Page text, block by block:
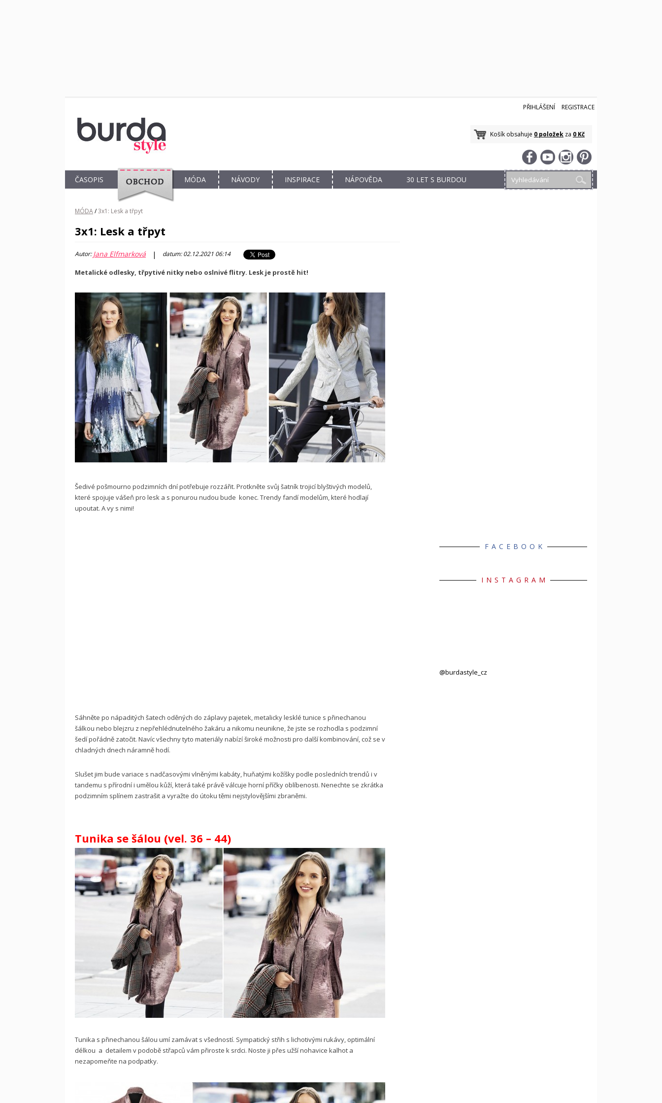
PŘIHLÁŠENÍ REGISTRACE
Košík obsahuje 0 položek za 0 Kč
ČASOPIS
OBCHOD
MÓDA NÁVODY INSPIRACE NÁPOVĚDA 30 LET S BURDOU
MÓDA/3x1: Lesk a třpyt
3x1: Lesk a třpyt
Autor:Jana Elfmarková | datum: 02.12.2021 06:14
Metalické odlesky, třpytivé nitky nebo oslnivé flitry. Lesk je prostě hit!
Šedivé pošmourno podzimních dní potřebuje rozzářit. Protkněte svůj šatník trojicí blyštivých modelů,
které spojuje vášeň pro lesk a s ponurou nudou bude konec. Trendy fandí modelům, které hodlají
upoutat. A vy s nimi!
Sáhněte po nápaditých šatech oděných do záplavy pajetek, metalicky lesklé tunice s přinechanou
šálkou nebo blejzru z nepřehlédnutelného žakáru a nikomu neunikne, že jste se rozhodla s podzimní
šedí pořádně zatočit. Navíc všechny tyto materiály nabízí široké možnosti pro další kombinování, což se v
chladných dnech náramně hodí.
Slušet jim bude variace s nadčasovými vlněnými kabáty, huňatými kožíšky podle posledních trendů i v
tandemu s přírodní i umělou kůží, která také právě válcuje horní příčky oblíbenosti. Nenechte se zkrátka
podzimním splínem zastrašit a vyražte do útoku těmi nejstylovějšími zbraněmi.
Tunika se šálou (vel. 36 – 44)
Tunika s přinechanou šálou umí zamávat s všedností. Sympatický střih s lichotivými rukávy, optimální
délkou a detailem v podobě střapců vám přiroste k srdci. Noste ji přes užší nohavice kalhot a
nezapomeňte na podpatky.
FACEBOOK
INSTAGRAM
@burdastyle_cz